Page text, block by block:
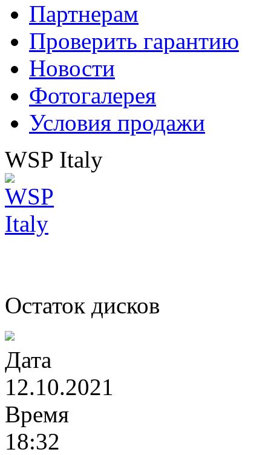
Партнерам
Проверить гарантию
Новости
Фотогалерея
Условия продажи
WSP Italy
Остаток дисков
Дата
12.10.2021
Время
18:32